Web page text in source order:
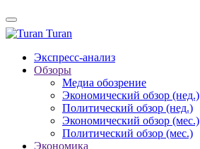
Turan
Экспресс-анализ
Обзоры
Медиа обозрение
Экономический обзор (нед.)
Политический обзор (нед.)
Экономический обзор (мес.)
Политический обзор (мес.)
Экономика